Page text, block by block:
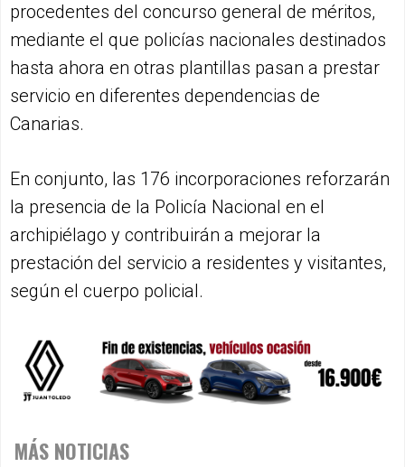
procedentes del concurso general de méritos,
mediante el que policías nacionales destinados
hasta ahora en otras plantillas pasan a prestar
servicio en diferentes dependencias de
Canarias.
En conjunto, las 176 incorporaciones reforzarán
la presencia de la Policía Nacional en el
archipiélago y contribuirán a mejorar la
prestación del servicio a residentes y visitantes,
según el cuerpo policial.
MÁS NOTICIAS